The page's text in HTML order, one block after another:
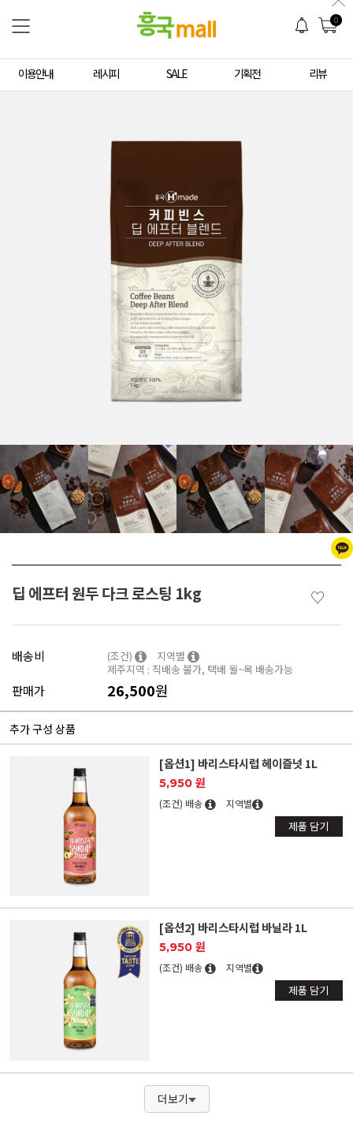
0
이용안내 레시피 SALE 기획전 리뷰
딥 에프터 원두 다크 로스팅 1kg ♡
배송비 (조건)
지역별
제주지역 : 직배송 불가, 택배 월~목 배송가능
판매가 26,500원
추가 구성 상품
[옵션1] 바리스타시럽 헤이즐넛 1L
5,950 원
(조건) 배송 지역별
제품 담기
[옵션2] 바리스타시럽 바닐라 1L
5,950 원
(조건) 배송 지역별
제품 담기
더보기